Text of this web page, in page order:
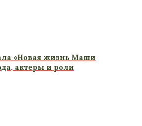
«Новая жизнь Маши
актеры и роли